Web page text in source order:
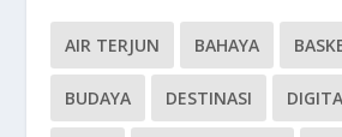
AIR TERJUN BAHAYA
BUDAYA DESTINASI